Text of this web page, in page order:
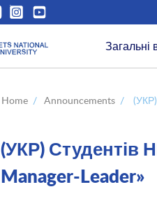
Загальні
Home / Announcements /
(УКР) Студентів
Manager-Leader»